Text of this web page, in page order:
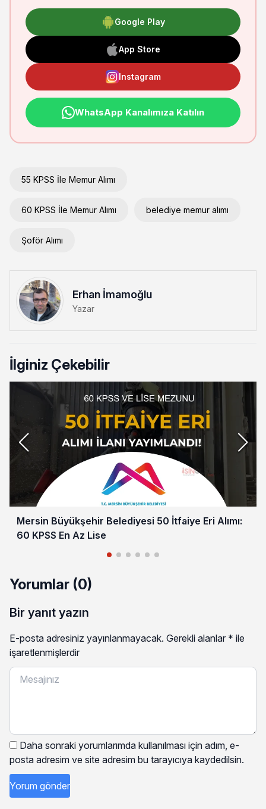
Google Play
App Store
Instagram
WhatsApp Kanalımıza Katılın
55 KPSS İle Memur Alımı
60 KPSS İle Memur Alımı belediye memur alımı
Şoför Alımı
Erhan İmamoğlu
Yazar
İlginiz Çekebilir
Mersin Büyükşehir Belediyesi 50 İtfaiye Eri Alımı:
60 KPSS En Az Lise
Yorumlar (0)
Bir yanıt yazın
E-posta adresiniz yayınlanmayacak. Gerekli alanlar * ile
işaretlenmişlerdir
Daha sonraki yorumlarımda kullanılması için adım, e-
posta adresim ve site adresim bu tarayıcıya kaydedilsin.